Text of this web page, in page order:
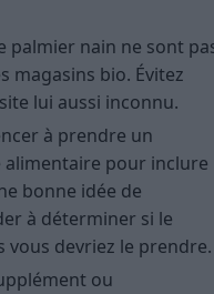
palmier nain ne sont
magasins bio. Évitez
lui aussi inconnu.
à prendre un
pour inclure
bonne idée de
à déterminer si le
vous devriez le prendre.
ou